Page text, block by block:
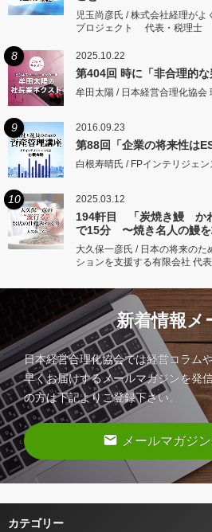
児玉尚彦氏 / 株式会社経理が
プロジェクト 代表・税理士
8 2025.10.22
第404回 時に「非合理的
牟田太陽 / 日本経営合理化協会
9 2016.09.23
第88回「企業の将来性は
白根寿晴氏 / FPインテリジェ
10 2025.03.12
194軒目 「炭焼き鰻 か
で15分 〜焼き名人の鰻を
大久保一彦氏 / 日本の将来の
ションを支援する有限会社 代表
新着情報メ
日本経営合理化協会では経営コラム
早くお届けするメールマガジンを発
の方は下記よりご登録下さい。
email メールマガジ
カテゴリー